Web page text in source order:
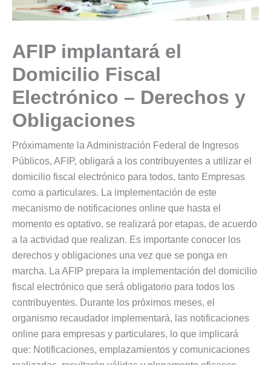
AFIP implantará el
Domicilio Fiscal
Electrónico – Derechos y
Obligaciones
Próximamente la Administración Federal de Ingresos
Públicos, AFIP, obligará a los contribuyentes a utilizar el
domicilio fiscal electrónico para todos, tanto Empresas
como a particulares. La implementación de este
mecanismo de notificaciones online que hasta el
momento es optativo, se realizará por etapas, de acuerdo
a la actividad que realizan. Es importante conocer los
derechos y obligaciones una vez que se ponga en
marcha. La AFIP prepara la implementación del domicilio
fiscal electrónico que será obligatorio para todos los
contribuyentes. Durante los próximos meses, el
organismo recaudador implementará, las notificaciones
online para empresas y particulares, lo que implicará
que: Notificaciones, emplazamientos y comunicaciones